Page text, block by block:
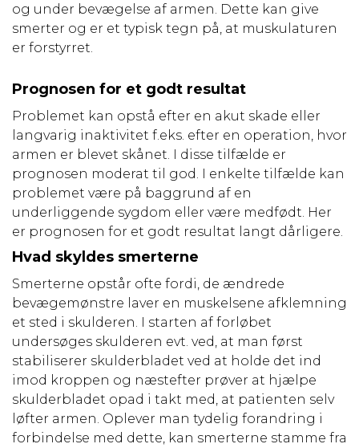
og under bevægelse af armen. Dette kan give
smerter og er et typisk tegn på, at muskulaturen
er forstyrret.
Prognosen for et godt resultat
Problemet kan opstå efter en akut skade eller
langvarig inaktivitet f.eks. efter en operation, hvor
armen er blevet skånet. I disse tilfælde er
prognosen moderat til god. I enkelte tilfælde kan
problemet være på baggrund af en
underliggende sygdom eller være medfødt. Her
er prognosen for et godt resultat langt dårligere.
Hvad skyldes smerterne
Smerterne opstår ofte fordi, de ændrede
bevægemønstre laver en muskelsene afklemning
et sted i skulderen. I starten af forløbet
undersøges skulderen evt. ved, at man først
stabiliserer skulderbladet ved at holde det ind
imod kroppen og næstefter prøver at hjælpe
skulderbladet opad i takt med, at patienten selv
løfter armen. Oplever man tydelig forandring i
forbindelse med dette, kan smerterne stamme fra